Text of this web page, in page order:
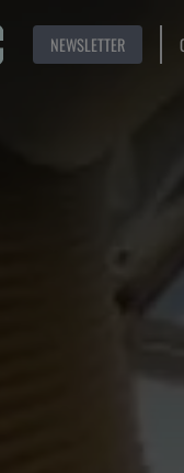
NEWSLETTER